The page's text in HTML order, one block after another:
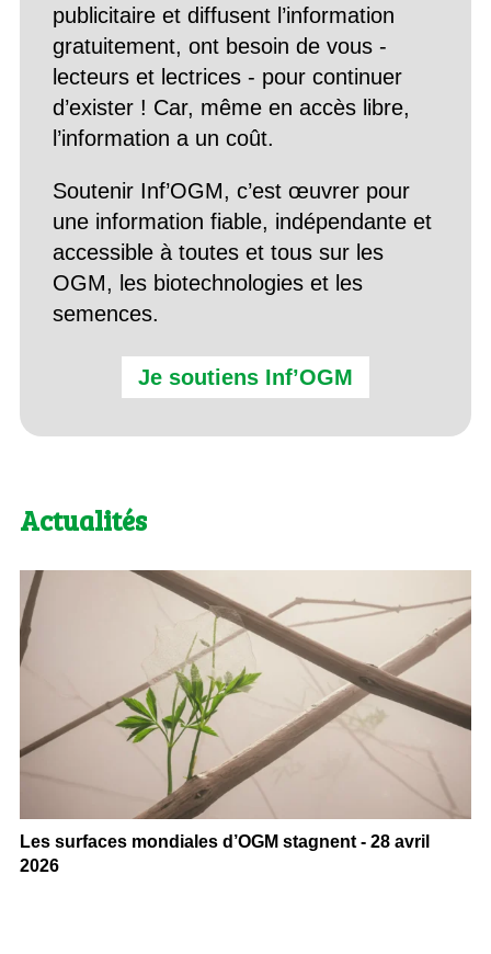
publicitaire et diffusent l’information
gratuitement, ont besoin de vous -
lecteurs et lectrices - pour continuer
d’exister ! Car, même en accès libre,
l’information a un coût.
Soutenir Inf’OGM, c’est œuvrer pour
une information fiable, indépendante et
accessible à toutes et tous sur les
OGM, les biotechnologies et les
semences.
Je soutiens Inf’OGM
Actualités
Les surfaces mondiales d’OGM stagnent - 28 avril
2026